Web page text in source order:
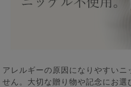
アレルギーの原因になりやすいニ
せん。大切な贈り物や記念にお選